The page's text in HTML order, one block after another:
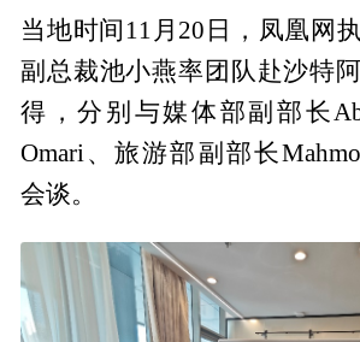
当地时间11月20日，凤凰网
副总裁池小燕率团队赴沙特
得，分别与媒体部副部长
Omari、旅游部副部长
会谈。